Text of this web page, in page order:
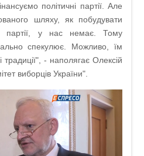
політичні партії. Але
шляху, як побудувати
партії, у нас немає. Тому
спекулює. Можливо, їм
традиції", - наполягає Олексій
виборців України".